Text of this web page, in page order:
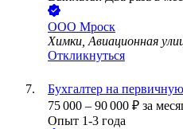
ООО Мроск
Химки, Авиационная
Откликнуться
Бухгалтер на
75 000 – 90 000 ₽ за
Опыт 1-3 года